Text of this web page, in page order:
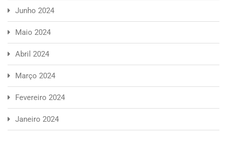
Junho 2024
Maio 2024
Abril 2024
Março 2024
Fevereiro 2024
Janeiro 2024